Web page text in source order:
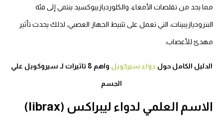
مما يحد من تقلصات الأمعاء، والكلورديازيبوكسيد ينتمي إلى فئة
البنزوديازيبينات، التي تعمل على تثبيط الجهاز العصبي، لذلك يحدث تأثير
مهدئ للأعصاب.
الدليل الكامل حول دواء سيركويل واهم 8 تاثيرات لـ سيروكويل علي
الجسم
الاسم العلمي لدواء ليبراكس (librax)